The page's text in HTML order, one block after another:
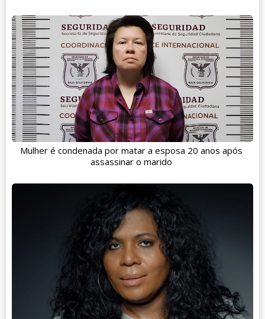
Mulher é condenada por matar a esposa 20 anos após
assassinar o marido